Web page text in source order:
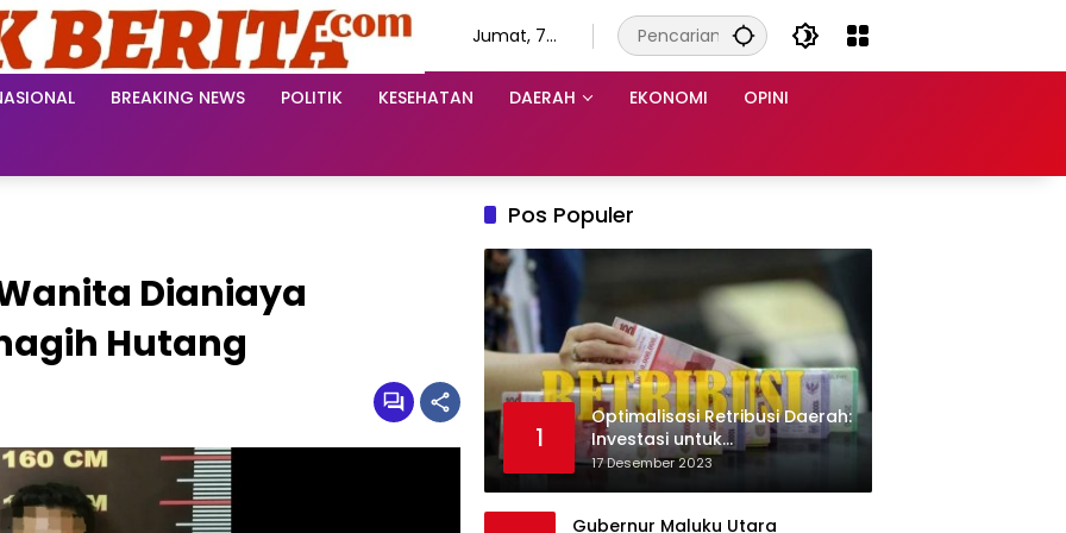
Jumat, 7
BREAKING NEWS POLITIK KESEHATAN DAERAH EKONOMI OPINI
Dianiaya
Hutang
Pos Populer
1
Optimalisasi Retribusi Daerah:
Investasi untuk
Pembangunan Berkelanjutan
17 Desember 2023
Gubernur Maluku Utara